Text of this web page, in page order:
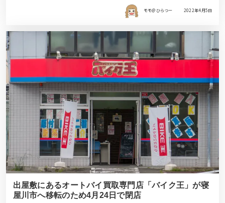
モモ＠ひらつー 2022年4月5日
出屋敷にあるオートバイ買取専門店「バイク王」が寝
屋川市へ移転のため4月24日で閉店